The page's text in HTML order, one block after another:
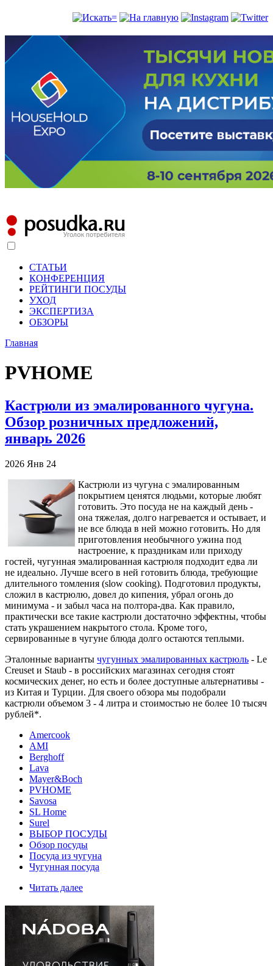
СТАТЬИ
КОНФЕРЕНЦИЯ
РЕЙТИНГИ ПОСУДЫ
УХОД
ЭКСПЕРТИЗА
ОБЗОРЫ
Главная
PVHOME
Кастрюли из эмалированного чугуна.
Обзор розничных предложений,
январь 2026
2026 Янв 24
Кастрюли из чугуна с эмалированным
покрытием ценятся людьми, которые любят
готовить. Это посуда не на каждый день -
она тяжелая, долго нагревается и остывает, и
не все блюда в ней можно готовить. Но для
приготовления необычного ужина под
настроение, к праздникам или приходу
гостей, чугунная эмалированная кастрюля подходит едва ли
не идеально. Лучше всего в ней готовить блюда, требующие
длительного томления (slow cooking). Подготовил продукты,
сложил в кастрюлю, довел до кипения, убрал огонь до
минимума - и забыл часа на полтора-два. Как правило,
практически все такие кастрюли достаточно эффектны, чтобы
стать украшением накрытого стола. Кроме того,
сервированные в чугуне блюда долго остаются теплыми.
Эталонные варианты чугунных эмалированных кастрюль - Le
Creuset и Staub - в российских магазинах сегодня стоят
космических денег, но есть и более доступные альтернативы -
из Китая и Турции. Для своего обзора мы подобрали
кастрюли объемом 3 - 4 литра и стоимостью не более 10 тысяч
рублей*.
Amercook
AMI
Berghoff
Lava
Mayer&Boch
PVHOME
Savosa
SL Home
Surel
ВЫБОР ПОСУДЫ
Обзор посуды
Посуда из чугуна
Чугунная посуда
Читать далее